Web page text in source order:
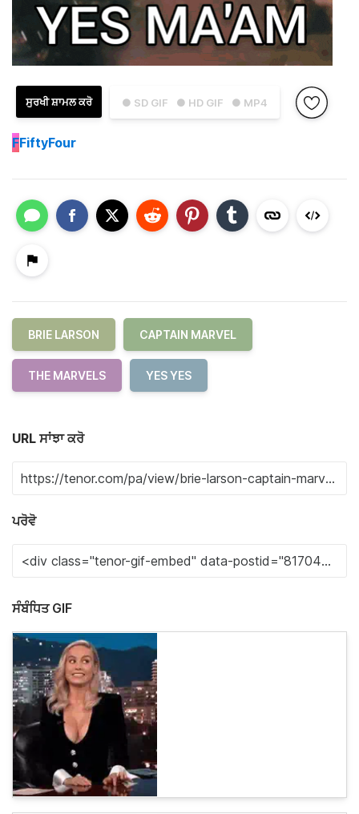
● SD GIF ● HD GIF ● MP4
ਸੁਰਖੀ ਸ਼ਾਮਲ ਕਰੋ
FFiftyFour
BRIE LARSON CAPTAIN MARVEL
THE MARVELS YES YES
URL ਸਾਂਝਾ ਕਰੋ
ਪਰੋਵੋ
ਸੰਬੰਧਿਤ GIF